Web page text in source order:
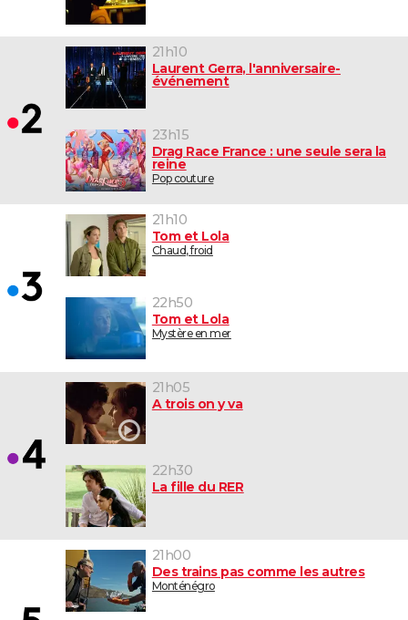
21h10
Laurent Gerra, l'anniversaire-
événement
23h15
Drag Race France : une seule sera la
reine
Pop couture
21h10
Tom et Lola
Chaud, froid
22h50
Tom et Lola
Mystère en mer
21h05
A trois on y va
22h30
La fille du RER
21h00
Des trains pas comme les autres
Monténégro